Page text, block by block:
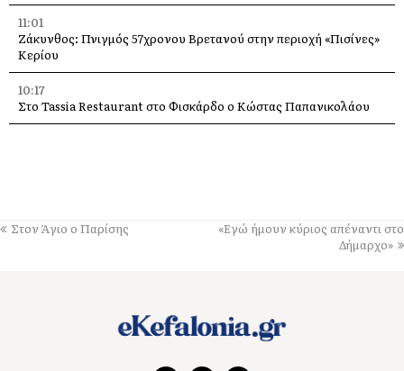
11:01
Ζάκυνθος: Πνιγμός 57χρονου Βρετανού στην περιοχή «Πισίνες»
Κερίου
10:17
Στο Tassia Restaurant στο Φισκάρδο ο Κώστας Παπανικολάου
Ιστορική πρόκριση για την Κεφαλονιά: Ο Χάρης Αλιβιζάτος στον
τελικό του Παγκοσμίου Κ20!
Στον Άγιο ο Παρίσης
«Εγώ ήμουν κύριος απέναντι στο
Δήμαρχο»